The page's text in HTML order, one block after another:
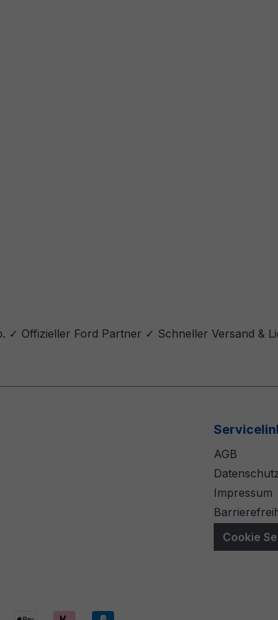
✓ Offizieller Ford Partner ✓ Schneller Versand &
AGB
Impressum
Cookie